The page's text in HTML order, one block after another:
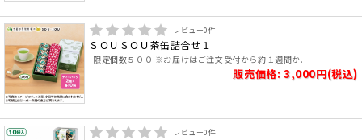
レビュー0件
ＳＯＵＳＯＵ茶缶詰合せ１
限定個数５００ ※お届けはご注文受付から約１週間か..
販売価格: 3,000円(税込)
レビュー0件